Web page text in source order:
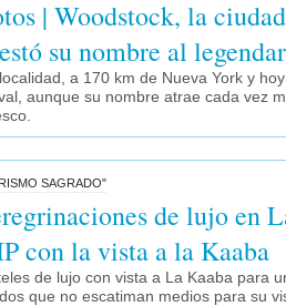
| Woodstock, la
su nombre al
a 170 km de Nueva York y
aunque su nombre atrae cada vez
SAGRADO"
de lujo en
con la vista a la Kaaba
de lujo con vista a La Kaaba para
que no escatiman medios para su